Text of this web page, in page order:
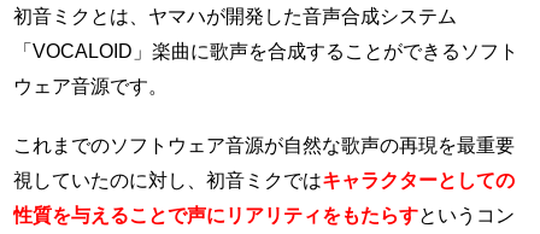
初音ミクとは、ヤマハが開発した音声合成システム
「VOCALOID」楽曲に歌声を合成することができるソフト
ウェア音源です。
これまでのソフトウェア音源が自然な歌声の再現を最重要
視していたのに対し、初音ミクではキャラクターとしての
性質を与えることで声にリアリティをもたらすというコン